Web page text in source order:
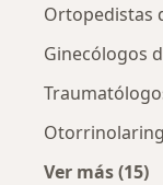
Ortopedistas
Ginecólogos
Ver más (15)